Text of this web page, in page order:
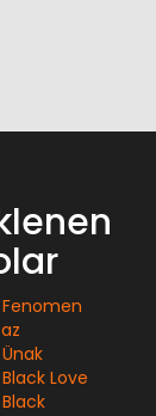
Love